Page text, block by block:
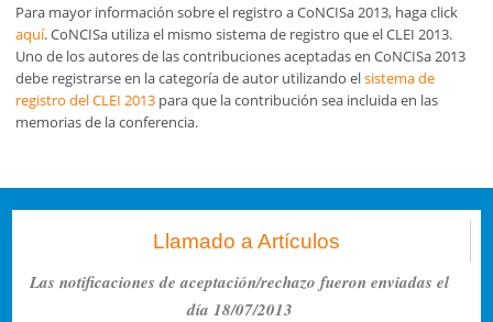
Para mayor información sobre el registro a CoNCISa 2013, haga click
aquí. CoNCISa utiliza el mismo sistema de registro que el CLEI 2013.
Uno de los autores de las contribuciones aceptadas en CoNCISa 2013
debe registrarse en la categoría de autor utilizando elsistema de
registro del CLEI 2013para que la contribución sea incluida en las
memorias de la conferencia.
Llamado a Artículos
Las notificaciones de aceptación/rechazo fueron enviadas el
día 18/07/2013